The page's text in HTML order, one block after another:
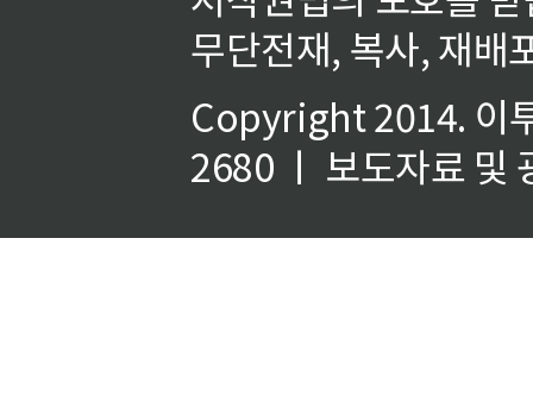
무단전재, 복사, 재배
Copyright 2014. 이
2680 ㅣ 보도자료